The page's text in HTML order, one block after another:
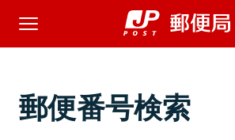
郵便番号検索